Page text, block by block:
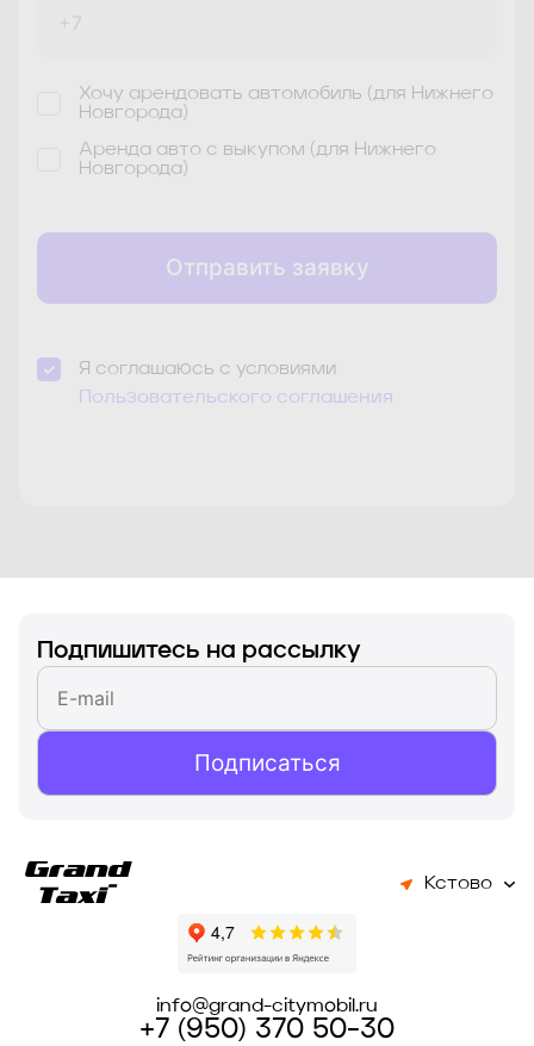
Тольятти #2
Тула
Отправить заявку
Хочу арендовать автомобиль (для Нижнего
Новгорода)
Аренда авто с выкупом (для Нижнего
Новгорода)
Я соглашаюсь с условиями
Пользовательского соглашения
Подпишитесь на рассылку
Подписаться
Кстово
info@grand-citymobil.ru
+7 (950) 370 50-30